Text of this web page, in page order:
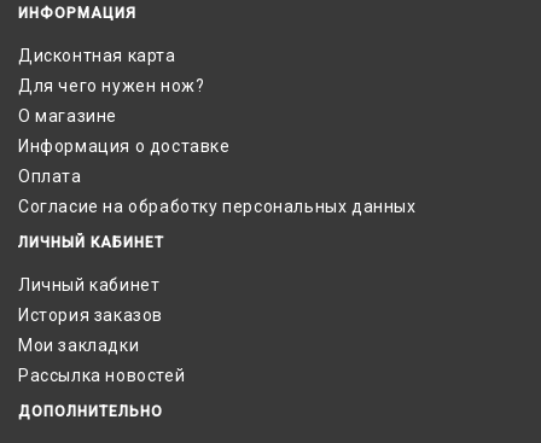
ИНФОРМАЦИЯ
Дисконтная карта
Для чего нужен нож?
О магазине
Информация о доставке
Оплата
Согласие на обработку персональных данных
ЛИЧНЫЙ КАБИНЕТ
Личный кабинет
История заказов
Мои закладки
Рассылка новостей
ДОПОЛНИТЕЛЬНО